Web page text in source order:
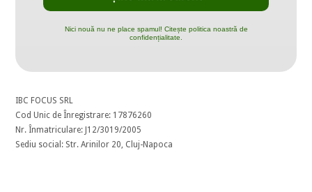
Nici nouă nu ne place spamul! Citește politica noastră de
confidențialitate.
IBC FOCUS SRL
Cod Unic de Înregistrare: 17876260
Nr. Înmatriculare: J12/3019/2005
Sediu social: Str. Arinilor 20, Cluj-Napoca